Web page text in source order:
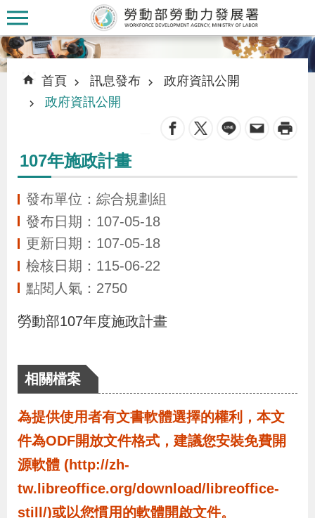
跳到主要內容區塊
識
本
署
訊
息
布
為
民
服
業
務
:::
::: 首頁 訊息發布
政府資訊公開
政府資訊公開
107年施政計畫
發布單位：綜合規劃組
發布日期：107-05-18
更新日期：107-05-18
檢核日期：115-06-22
點閱人氣：2750
勞動部107年度施政計畫
相關檔案
為提供使用者有文書軟體選擇的權利，本文
件為ODF開放文件格式，建議您安裝免費開
源軟體 (http://zh-
tw.libreoffice.org/download/libreoffice-
still/)或以您慣用的軟體開啟文件。